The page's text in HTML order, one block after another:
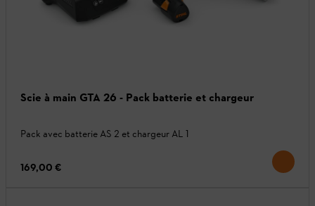
Scie à main GTA 26 - Pack batterie et chargeur
Pack avec batterie AS 2 et chargeur AL 1
169,00 €